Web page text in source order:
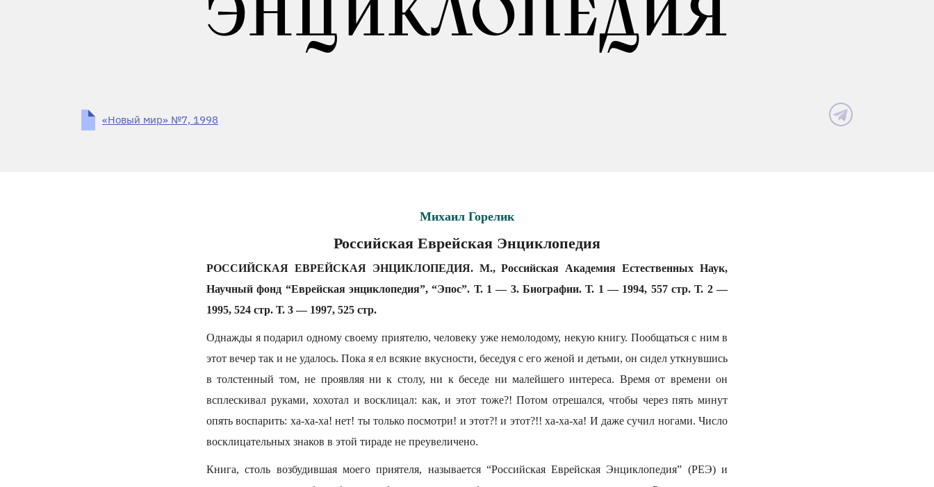
ЭНЦИКЛОПЕДИЯ
«Новый мир» №7, 1998
Михаил Горелик
Российская Еврейская Энциклопедия
РОССИЙСКАЯ ЕВРЕЙСКАЯ ЭНЦИКЛОПЕДИЯ. М., Российская Академия Естественных Наук,
Научный фонд “Еврейская энциклопедия”, “Эпос”. Т. 1 — 3. Биографии. Т. 1 — 1994, 557 стр. Т. 2 —
1995, 524 стр. Т. 3 — 1997, 525 стр.
Однажды я подарил одному своему приятелю, человеку уже немолодому, некую книгу. Пообщаться с ним в
этот вечер так и не удалось. Пока я ел всякие вкусности, беседуя с его женой и детьми, он сидел уткнувшись
в толстенный том, не проявляя ни к столу, ни к беседе ни малейшего интереса. Время от времени он
всплескивал руками, хохотал и восклицал: как, и этот тоже?! Потом отрешался, чтобы через пять минут
опять воспарить: ха-ха-ха! нет! ты только посмотри! и этот?! и этот?!! ха-ха-ха! И даже сучил ногами. Число
восклицательных знаков в этой тираде не преувеличено.
Книга, столь возбудившая моего приятеля, называется “Российская Еврейская Энциклопедия” (РЕЭ) и